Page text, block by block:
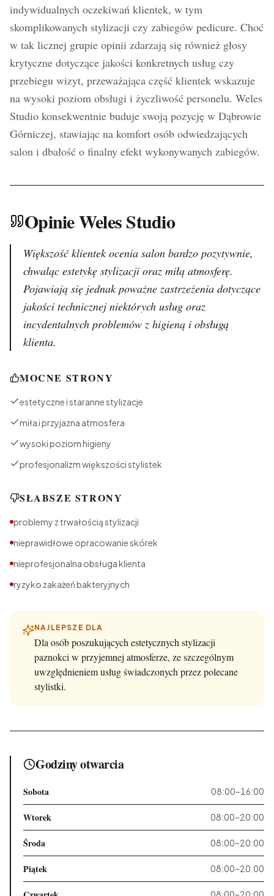
indywidualnych oczekiwań klientek, w tym
skomplikowanych stylizacji czy zabiegów pedicure. Choć
w tak licznej grupie opinii zdarzają się również głosy
krytyczne dotyczące jakości konkretnych usług czy
przebiegu wizyt, przeważająca część klientek wskazuje
na wysoki poziom obsługi i życzliwość personelu. Weles
Studio konsekwentnie buduje swoją pozycję w Dąbrowie
Górniczej, stawiając na komfort osób odwiedzających
salon i dbałość o finalny efekt wykonywanych zabiegów.
Opinie Weles Studio
Większość klientek ocenia salon bardzo pozytywnie,
chwaląc estetykę stylizacji oraz miłą atmosferę.
Pojawiają się jednak poważne zastrzeżenia dotyczące
jakości technicznej niektórych usług oraz
incydentalnych problemów z higieną i obsługą
klienta.
MOCNE STRONY
estetyczne i staranne stylizacje
miła i przyjazna atmosfera
wysoki poziom higieny
profesjonalizm większości stylistek
SŁABSZE STRONY
problemy z trwałością stylizacji
nieprawidłowe opracowanie skórek
nieprofesjonalna obsługa klienta
ryzyko zakażeń bakteryjnych
NAJLEPSZE DLA
Dla osób poszukujących estetycznych stylizacji
paznokci w przyjemnej atmosferze, ze szczególnym
uwzględnieniem usług świadczonych przez polecane
stylistki.
Godziny otwarcia
Sobota 08:00–16:00
Wtorek 08:00–20:00
Środa 08:00–20:00
Piątek 08:00–20:00